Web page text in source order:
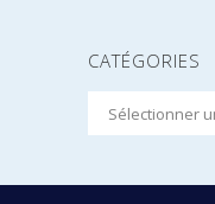
CATÉGORIES
Catégories